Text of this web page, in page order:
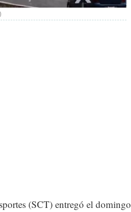
)
(SCT) entregó el domingo